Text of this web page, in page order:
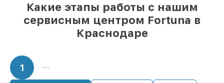
Какие этапы работы с нашим
сервисным центром Fortuna в
Краснодаре
1